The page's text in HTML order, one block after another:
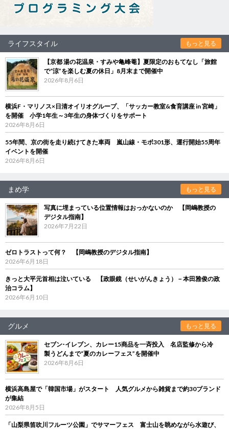
ライフスタイル もっと見る
【京都 湯の花温泉・すみや亀峰菴】夏限定のおもてなし「旅館
で“涼”を楽しむ夏の休日」8月末まで開催中
2026年8月6日
横浜F・マリノス×日清オイリオグループ、「サッカー教室&食育講座 in 宮崎」
を開催 小学1年生～3年生の身体づくりをサポート
2026年8月6日
55年間、京の街を走り続けてきた車両 嵐山線・モボ301形、運行開始55周年
イベントを開催
2026年8月6日
まめ学 もっと見る
写真に埋まっている位置情報はおっかないのか 【岡嶋教授の
デジタル指南】
2026年7月22日
ゼロトラストって何？ 【岡嶋教授のデジタル指南】
2026年6月18日
きっと大平元首相は泣いている 【政眼鏡（せいがんきょう）－本田雅俊の政
治コラム】
2026年6月10日
グルメ もっと見る
セブン‐イレブン、カレー15商品を一斉投入 名店監修から冷
製うどんまで“夏のカレーフェス”を開催中
2026年8月6日
横浜高島屋で「韓国市場」がスタート 人気グルメから雑貨まで約30ブランド
が集結
2026年8月5日
「山梨県笛吹川フルーツ公園」でサマーフェス 富士山を眺めながら水遊び、